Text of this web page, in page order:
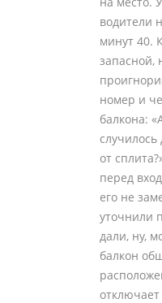
водители
минут 40.
запасной,
номер и
балкона:
случилось
от
перед
его не
уточнили
дали, ну,
балкон